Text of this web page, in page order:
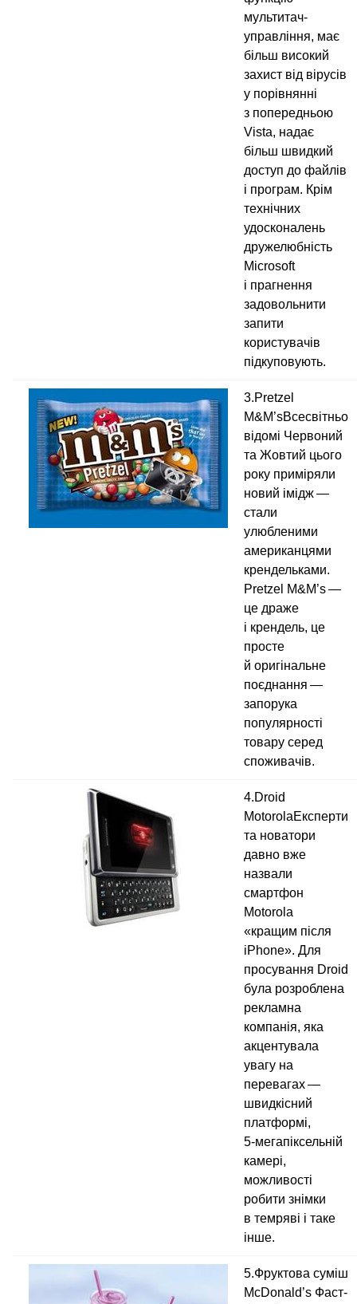
мультитач-
управління, має
більш високий
захист від вірусів
у порівнянні
з попередньою
Vista, надає
більш швидкий
доступ до файлів
і програм. Крім
технічних
удосконалень
дружелюбність
Microsoft
і прагнення
задовольнити
запити
користувачів
підкуповують.
3.Pretzel
M&M’sВсесвітньо
відомі Червоний
та Жовтий цього
року приміряли
новий імідж —
стали
улюбленими
американцями
крендельками.
Pretzel M&M’s —
це драже
і крендель, це
просте
й оригінальне
поєднання —
запорука
популярності
товару серед
споживачів.
4.Droid
MotorolaЕксперти
та новатори
давно вже
назвали
смартфон
Motorola
«кращим після
iPhone». Для
просування Droid
була розроблена
рекламна
компанія, яка
акцентувала
увагу на
перевагах —
швидкісний
платформі,
5‑мегапіксельній
камері,
можливості
робити знімки
в темряві і таке
інше.
5.Фруктова суміш
McDonald’s Фаст-